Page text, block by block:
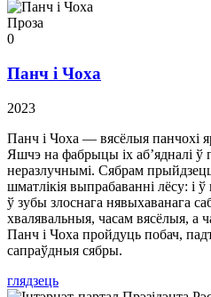
Проза
0
Панч і Чоха
2023
Панч і Чоха — вясёлыя панчохі
Яшчэ на фабрыцы іх аб’ядналі
неразлучнымі. Сябрам
шматлікія выпрабаванні лёсу: і
ў зубы злоснага нявыхаванага
хвалявальныя, часам вясёлыя, а
Панч і Чоха пройдуць побач,
сапраўдныя сябры.
глядзець